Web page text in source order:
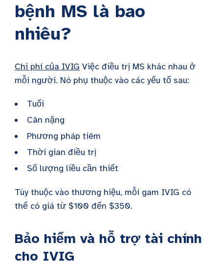
bệnh MS là bao
nhiêu?
Chi phí của IVIG Việc điều trị MS khác nhau ở
mỗi người. Nó phụ thuộc vào các yếu tố sau:
Tuổi
Cân nặng
Phương pháp tiêm
Thời gian điều trị
Số lượng liều cần thiết
Tùy thuộc vào thương hiệu, mỗi gam IVIG có
thể có giá từ $100 đến $350.
Bảo hiểm và hỗ trợ tài chính
cho IVIG